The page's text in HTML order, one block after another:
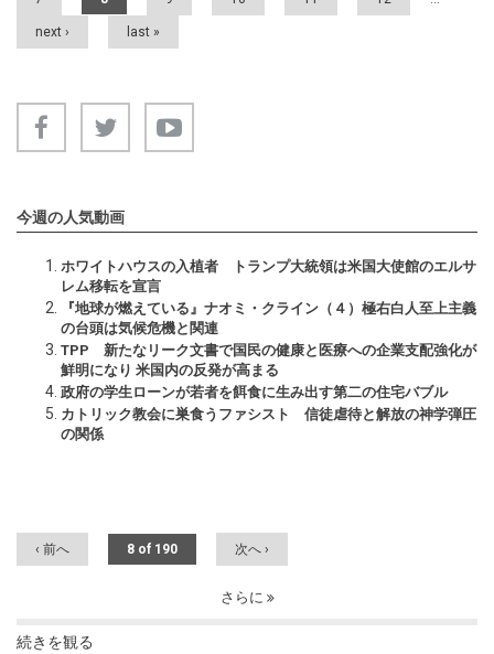
next › last »
今週の人気動画
ホワイトハウスの入植者 トランプ大統領は米国大使館のエルサ
レム移転を宣言
『地球が燃えている』ナオミ・クライン（４）極右白人至上主義
の台頭は気候危機と関連
TPP 新たなリーク文書で国民の健康と医療への企業支配強化が
鮮明になり 米国内の反発が高まる
政府の学生ローンが若者を餌食に生み出す第二の住宅バブル
カトリック教会に巣食うファシスト 信徒虐待と解放の神学弾圧
の関係
‹ 前へ 8 of 190 次へ ›
さらに
続きを観る